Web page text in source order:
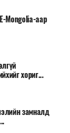
Mongolia-аар
хориг...
замналд